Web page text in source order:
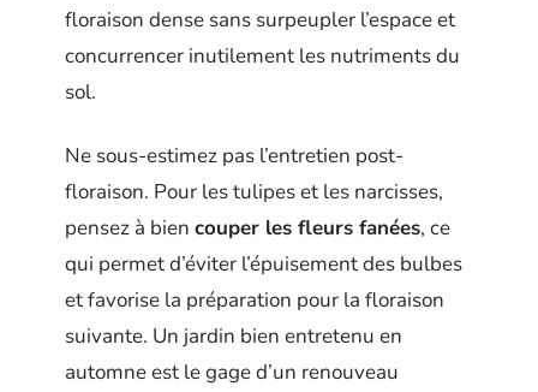
floraison dense sans surpeupler l’espace et
concurrencer inutilement les nutriments du
sol.
Ne sous-estimez pas l’entretien post-
floraison. Pour les tulipes et les narcisses,
pensez à bien couper les fleurs fanées, ce
qui permet d’éviter l’épuisement des bulbes
et favorise la préparation pour la floraison
suivante. Un jardin bien entretenu en
automne est le gage d’un renouveau